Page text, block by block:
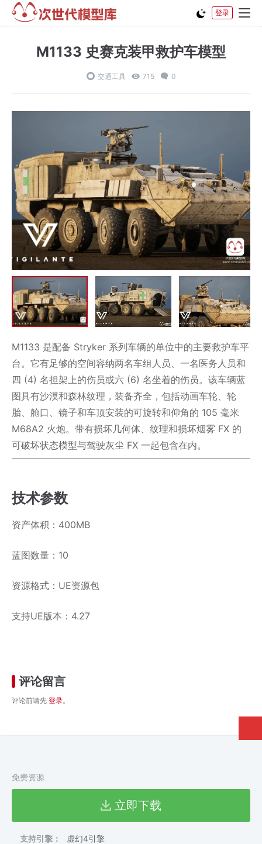
登录
M1133 史赛克装甲救护车模型
交通工具 715 0
M1133 是配备 Stryker 系列车辆的单位中的主要救护车平
台。它有足够的空间容纳两名车组人员、一名医务人员和
四 (4) 名担架上的伤员或六 (6) 名坐着的伤员。该车辆蓝
图具有沙漠和森林纹理，装备齐全，包括动画车轮、轮
胎、舱口、镜子和车顶安装的可旋转和仰角的 105 毫米
M68A2 火炮。带有损坏几何体、纹理和损坏烟雾 FX 的
可破坏状态模型与驾驶灰尘 FX 一起包含在内。
技术参数
资产体积：400MB
蓝图数量：10
资源格式：UE资源包
支持UE版本：4.27
评论留言
评论前请先 登录。
免费资源
立即下载
支持引擎：
虚幻4引擎